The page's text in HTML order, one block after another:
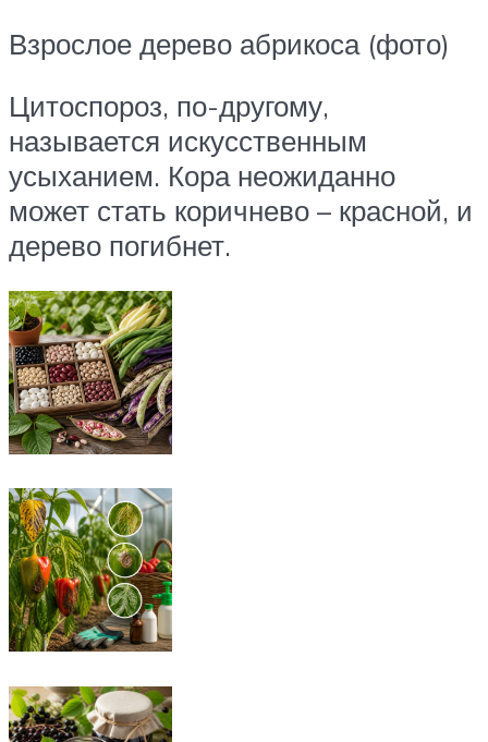
Взрослое дерево абрикоса (фото)
Цитоспороз, по-другому,
называется искусственным
усыханием. Кора неожиданно
может стать коричнево – красной, и
дерево погибнет.